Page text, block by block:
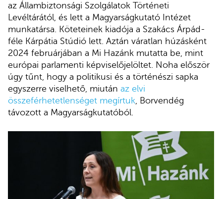
az Állambiztonsági Szolgálatok Történeti
Levéltárától, és lett a Magyarságkutató Intézet
munkatársa. Köteteinek kiadója a Szakács Árpád-
féle Kárpátia Stúdió lett. Aztán váratlan húzásként
2024 februárjában a Mi Hazánk mutatta be, mint
európai parlamenti képviselőjelöltet. Noha először
úgy tűnt, hogy a politikusi és a történészi sapka
egyszerre viselhető, miután az elvi
összeférhetetlenséget megírtuk, Borvendég
távozott a Magyarságkutatóból.